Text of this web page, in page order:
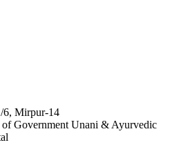
6, Mirpur-14
Government Unani & Ayurvedic